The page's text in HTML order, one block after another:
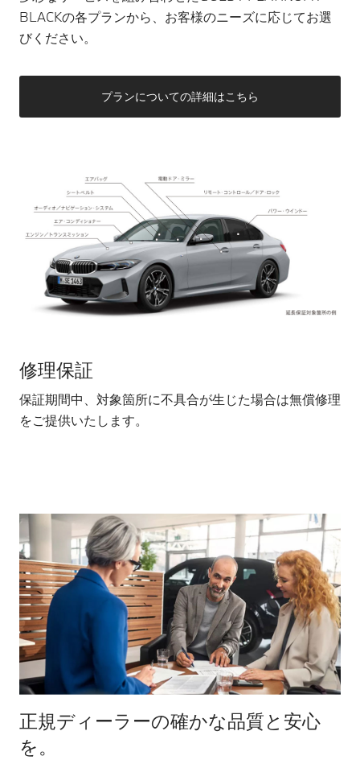
BLACKの各プランから、お客様のニーズに応じてお選
びください。
プランについての詳細はこちら
修理保証
保証期間中、対象箇所に不具合が生じた場合は無償修理
をご提供いたします。
正規ディーラーの確かな品質と安心
を。